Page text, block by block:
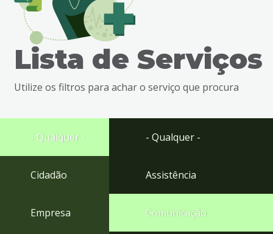
busca
Ir
rodapé
Lista de Serviços
Utilize os filtros para achar o serviço que procura
- Qualquer -
Cidadão
Empresa
- Qualquer -
Assistência
Comunicação